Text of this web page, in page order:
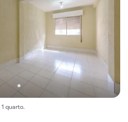
quarto.